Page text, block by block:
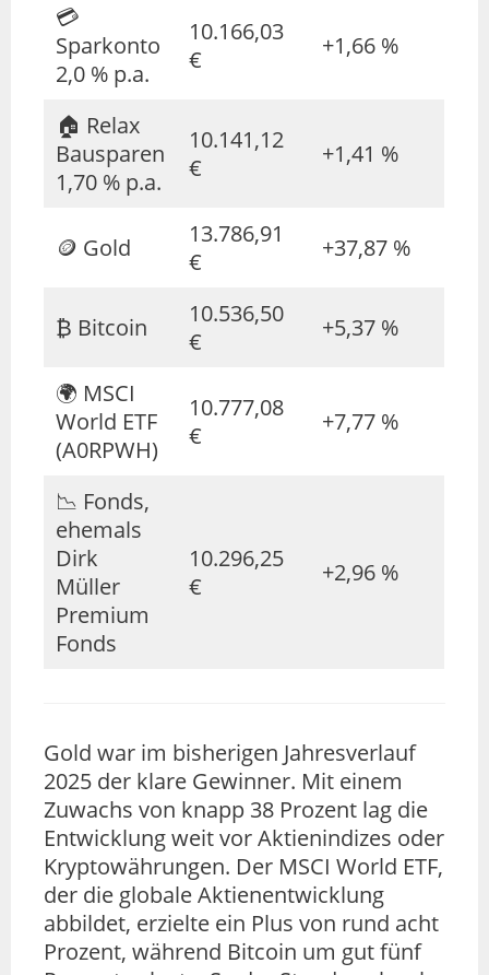
💳
Sparkonto
2,0 % p.a.
10.166,03
€
+1,66 %
🏠 Relax
Bausparen
1,70 % p.a.
10.141,12
€
+1,41 %
🪙 Gold
13.786,91
€
+37,87 %
₿ Bitcoin
10.536,50
€
+5,37 %
🌍 MSCI
World ETF
(A0RPWH)
10.777,08
€
+7,77 %
📉 Fonds,
ehemals
Dirk
Müller
Premium
Fonds
10.296,25
€
+2,96 %
Gold war im bisherigen Jahresverlauf
2025 der klare Gewinner. Mit einem
Zuwachs von knapp 38 Prozent lag die
Entwicklung weit vor Aktienindizes oder
Kryptowährungen. Der MSCI World ETF,
der die globale Aktienentwicklung
abbildet, erzielte ein Plus von rund acht
Prozent, während Bitcoin um gut fünf